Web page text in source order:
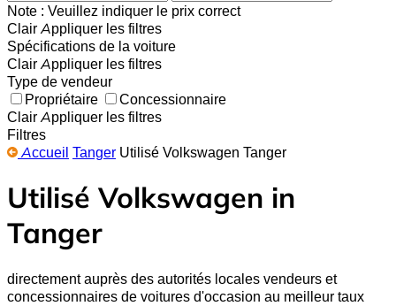
Note : Veuillez indiquer le prix correct
Clair Appliquer les filtres
Spécifications de la voiture
Clair Appliquer les filtres
Type de vendeur
Propriétaire
Concessionnaire
Clair Appliquer les filtres
Filtres
Accueil Tanger Utilisé Volkswagen Tanger
Utilisé Volkswagen in
Tanger
directement auprès des autorités locales vendeurs et
concessionnaires de voitures d'occasion au meilleur taux